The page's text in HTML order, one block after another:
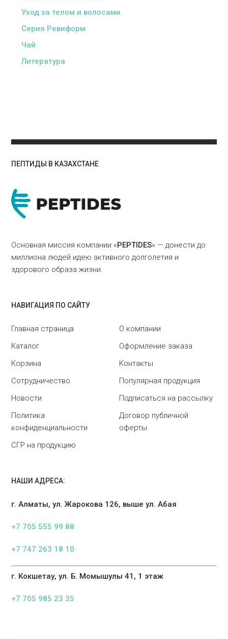
Уход за телом и волосами
Серия Ревиформ
Чай
Литература
ПЕПТИДЫ В КАЗАХСТАНЕ
Основная миссия компании «PEPTIDES» — донести до
миллиона людей идею активного долголетия и
здорового образа жизни.
НАВИГАЦИЯ ПО САЙТУ
Главная страница
О компании
Каталог
Оформление заказа
Корзина
Контакты
Сотрудничество
Популярная продукция
Новости
Подписаться на рассылку
Политика
конфиденциальности
Договор публичной
оферты
СГР на продукцию
НАШИ АДРЕСА:
г. Алматы, ул. Жарокова 126, выше ул. Абая
+7 705 555 99 88
+7 747 263 18 10
г. Кокшетау, ул. Б. Момышулы 41, 1 этаж
+7 705 985 23 35